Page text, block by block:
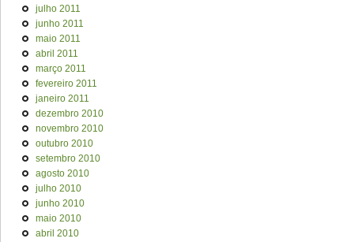
julho 2011
junho 2011
maio 2011
abril 2011
março 2011
fevereiro 2011
janeiro 2011
dezembro 2010
novembro 2010
outubro 2010
setembro 2010
agosto 2010
julho 2010
junho 2010
maio 2010
abril 2010